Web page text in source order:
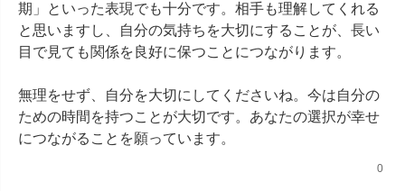
期」といった表現でも十分です。相手も理解してくれる
と思いますし、自分の気持ちを大切にすることが、長い
目で見ても関係を良好に保つことにつながります。
無理をせず、自分を大切にしてくださいね。今は自分の
ための時間を持つことが大切です。あなたの選択が幸せ
につながることを願っています。
0